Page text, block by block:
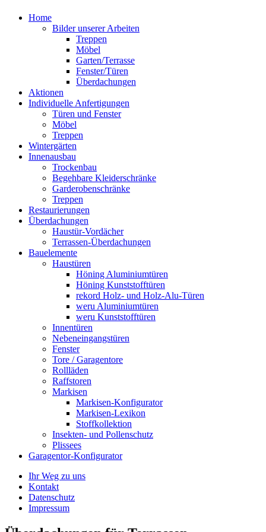
Home
Bilder unserer Arbeiten
Treppen
Möbel
Garten/Terrasse
Fenster/Türen
Überdachungen
Aktionen
Individuelle Anfertigungen
Türen und Fenster
Möbel
Treppen
Wintergärten
Innenausbau
Trockenbau
Begehbare Kleiderschränke
Garderobenschränke
Treppen
Restaurierungen
Überdachungen
Haustür-Vordächer
Terrassen-Überdachungen
Bauelemente
Haustüren
Höning Aluminiumtüren
Höning Kunststofftüren
rekord Holz- und Holz-Alu-Türen
weru Aluminiumtüren
weru Kunststofftüren
Innentüren
Nebeneingangstüren
Fenster
Tore / Garagentore
Rollläden
Raffstoren
Markisen
Markisen-Konfigurator
Markisen-Lexikon
Stoffkollektion
Insekten- und Pollenschutz
Plissees
Garagentor-Konfigurator
Ihr Weg zu uns
Kontakt
Datenschutz
Impressum